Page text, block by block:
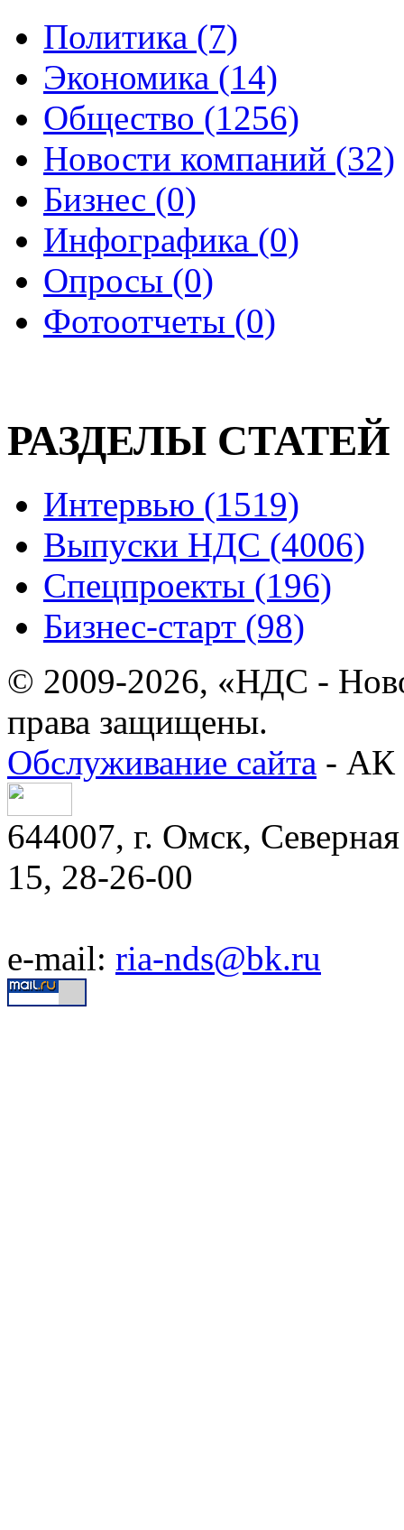
Политика (7)
Экономика (14)
Общество (1256)
Новости компаний (32)
Бизнес (0)
Инфографика (0)
Опросы (0)
Фотоотчеты (0)
РАЗДЕЛЫ СТАТЕЙ
Интервью (1519)
Выпуски НДС (4006)
Спецпроекты (196)
Бизнес-старт (98)
© 2009-2026, «НДС -
права защищены.
Обслуживание сайта - АК
644007, г. Омск,
15, 28-26-00
e-mail: ria-nds@bk.ru